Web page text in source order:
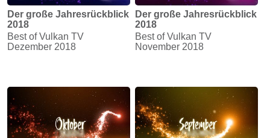
Der große Jahresrückblick
2018
Best of Vulkan TV
Dezember 2018
Der große Jahresrückblick
2018
Best of Vulkan TV
November 2018